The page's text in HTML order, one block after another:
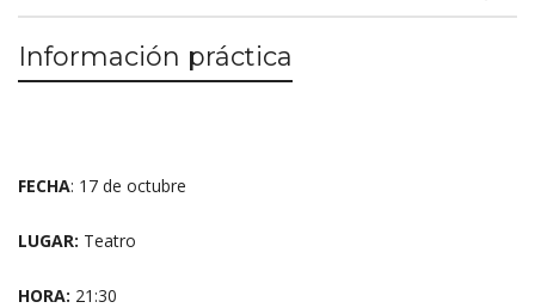
Información práctica
FECHA: 17 de octubre
LUGAR: Teatro
HORA: 21:30